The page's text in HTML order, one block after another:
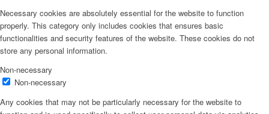
Necessary cookies are absolutely essential for the website to function
properly. This category only includes cookies that ensures basic
functionalities and security features of the website. These cookies do not
store any personal information.
Non-necessary
Non-necessary
Any cookies that may not be particularly necessary for the website to